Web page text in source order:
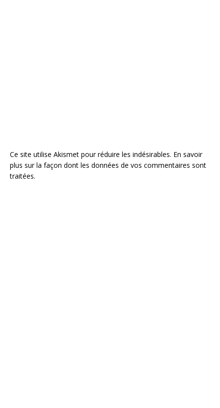
Ce site utilise Akismet pour réduire les indésirables. En savoir
plus sur la façon dont les données de vos commentaires sont
traitées.